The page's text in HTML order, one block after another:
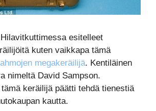
esitelleet
kuten vaikkapa tämä
megakeräilijä. Kentiläinen
nimeltä David Sampson.
keräilijä päätti tehdä tienestiä
kautta.